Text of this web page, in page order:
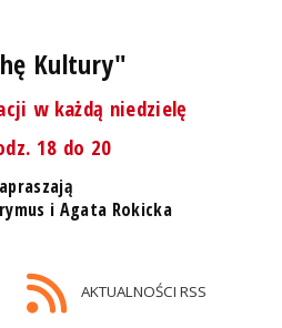
Kultury"
w każdą niedzielę
18 do 20
i Agata Rokicka
AKTUALNOŚCI RSS